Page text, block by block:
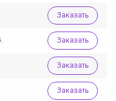
Заказать
Заказать
Заказать
Заказать